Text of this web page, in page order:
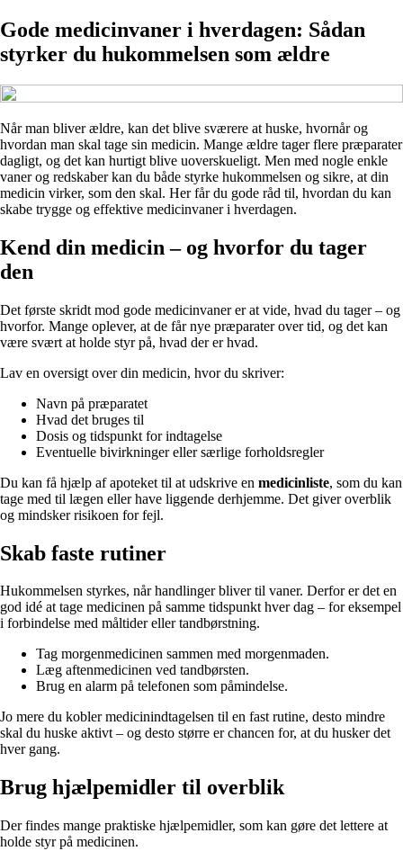
Gode medicinvaner i hverdagen: Sådan
styrker du hukommelsen som ældre
Når man bliver ældre, kan det blive sværere at huske, hvornår og
hvordan man skal tage sin medicin. Mange ældre tager flere præparater
dagligt, og det kan hurtigt blive uoverskueligt. Men med nogle enkle
vaner og redskaber kan du både styrke hukommelsen og sikre, at din
medicin virker, som den skal. Her får du gode råd til, hvordan du kan
skabe trygge og effektive medicinvaner i hverdagen.
Kend din medicin – og hvorfor du tager
den
Det første skridt mod gode medicinvaner er at vide, hvad du tager – og
hvorfor. Mange oplever, at de får nye præparater over tid, og det kan
være svært at holde styr på, hvad der er hvad.
Lav en oversigt over din medicin, hvor du skriver:
Navn på præparatet
Hvad det bruges til
Dosis og tidspunkt for indtagelse
Eventuelle bivirkninger eller særlige forholdsregler
Du kan få hjælp af apoteket til at udskrive en medicinliste, som du kan
tage med til lægen eller have liggende derhjemme. Det giver overblik
og mindsker risikoen for fejl.
Skab faste rutiner
Hukommelsen styrkes, når handlinger bliver til vaner. Derfor er det en
god idé at tage medicinen på samme tidspunkt hver dag – for eksempel
i forbindelse med måltider eller tandbørstning.
Tag morgenmedicinen sammen med morgenmaden.
Læg aftenmedicinen ved tandbørsten.
Brug en alarm på telefonen som påmindelse.
Jo mere du kobler medicinindtagelsen til en fast rutine, desto mindre
skal du huske aktivt – og desto større er chancen for, at du husker det
hver gang.
Brug hjælpemidler til overblik
Der findes mange praktiske hjælpemidler, som kan gøre det lettere at
holde styr på medicinen.